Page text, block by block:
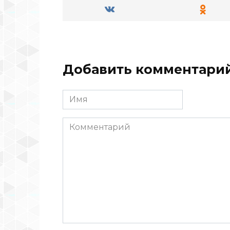
Добавить
Имя
Комментарий